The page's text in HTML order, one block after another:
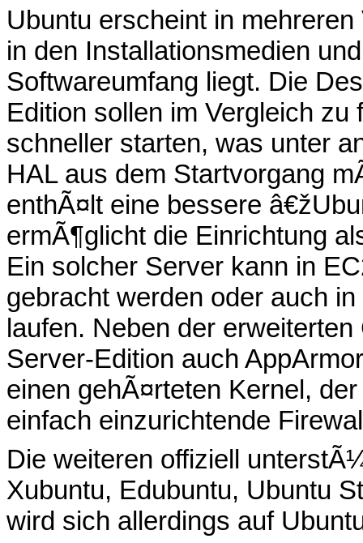
Ubuntu erscheint in
in den Installationsmedien
Softwareumfang liegt. Die
Edition sollen im Vergleich
schneller starten, was unter
HAL aus dem Startvorgang
enthÃ¤lt eine bessere
ermÃ¶glicht die Einrichtung
Ein solcher Server kann in
gebracht werden oder auch
laufen. Neben der
Server-Edition auch
einen gehÃ¤rteten Kernel,
einfach einzurichtende
Die weiteren offiziell
Xubuntu, Edubuntu, Ubuntu
wird sich allerdings auf